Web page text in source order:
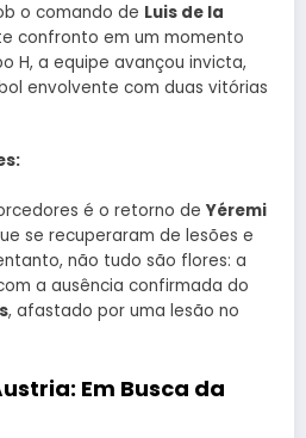
o comando de Luis de la
confronto em um momento
H, a equipe avançou invicta,
envolvente com duas vitórias
é o retorno de Yéremi
se recuperaram de lesões e
não tudo são flores: a
a ausência confirmada do
, afastado por uma lesão no
Em Busca da